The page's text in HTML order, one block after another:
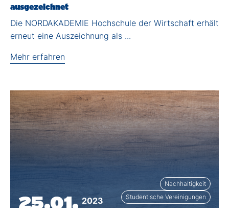
ausgezeichnet
Die NORDAKADEMIE Hochschule der Wirtschaft erhält
erneut eine Auszeichnung als ...
Mehr erfahren
25.01. 2023
Nachhaltigkeit
Studentische Vereinigungen